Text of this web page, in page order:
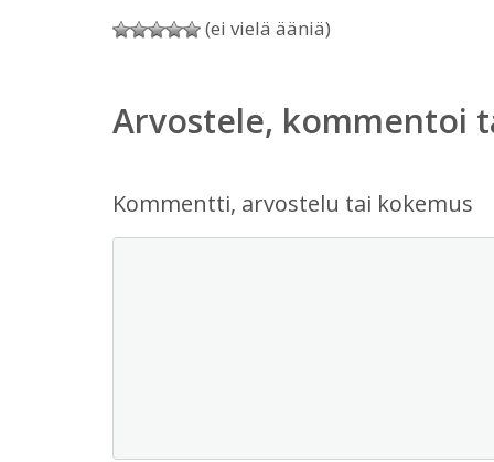
(ei vielä ääniä)
Arvostele, kommentoi
Kommentti, arvostelu tai kokemus